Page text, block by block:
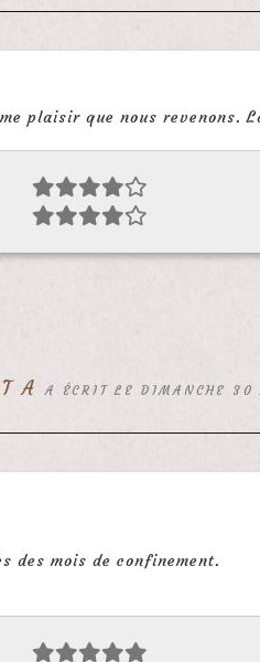
plaisir que nous revenons.
A A ÉCRIT LE DIMANCHE
des mois de confinement.